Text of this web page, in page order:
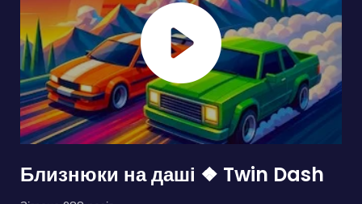
Близнюки на даші ❖ Twin Dash